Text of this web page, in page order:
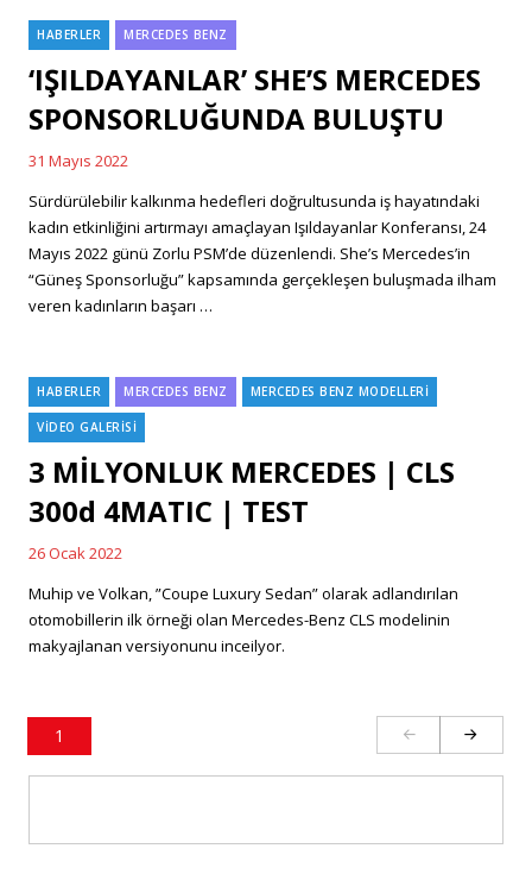
Categories
HABERLER MERCEDES BENZ
‘IŞILDAYANLAR’ SHE’S MERCEDES
SPONSORLUĞUNDA BULUŞTU
Posted
on
31 Mayıs 2022
Sürdürülebilir kalkınma hedefleri doğrultusunda iş hayatındaki
kadın etkinliğini artırmayı amaçlayan Işıldayanlar Konferansı, 24
Mayıs 2022 günü Zorlu PSM’de düzenlendi. She’s Mercedes’in
“Güneş Sponsorluğu” kapsamında gerçekleşen buluşmada ilham
veren kadınların başarı …
Categories
HABERLER MERCEDES BENZ MERCEDES BENZ MODELLERİ
VİDEO GALERİSİ
3 MİLYONLUK MERCEDES | CLS
300d 4MATIC | TEST
Posted
on
26 Ocak 2022
Muhip ve Volkan, ”Coupe Luxury Sedan” olarak adlandırılan
otomobillerin ilk örneği olan Mercedes-Benz CLS modelinin
makyajlanan versiyonunu inceilyor.
Yazı
dolaşımı
PAGE
1
NEXT